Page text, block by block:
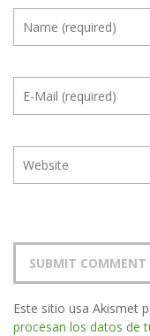
Este sitio usa Akismet
procesan los datos de